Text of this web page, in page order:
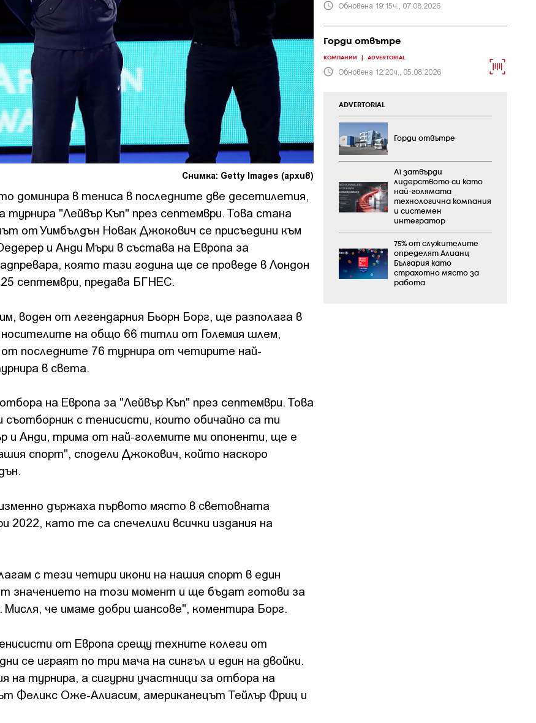
Снимка: Getty Images (архив)
доминира в тениса в последните две десетилетия,
турнира "Лейвър Къп" през септември. Това стана
от Уимбълдън Новак Джокович се присъедини към
и Анди Мъри в състава на Европа за
която тази година ще се проведе в Лондон
септември, предава БГНЕС.
воден от легендарния Бьорн Борг, ще разполага в
носителите на общо 66 титли от Големия шлем,
от последните 76 турнира от четирите най-
в света.
на Европа за "Лейвър Къп" през септември. Това
с тенисисти, които обичайно са ти
и Анди, трима от най-големите ми опоненти, ще е
спорт", сподели Джокович, който наскоро
държаха първото място в световната
2022, като те са спечелили всички издания на
с тези четири икони на нашия спорт в един
значението на този момент и ще бъдат готови за
че имаме добри шансове", коментира Борг.
от Европа срещу техните колеги от
се играят по три мача на сингъл и един на двойки.
на турнира, а сигурни участници за отбора на
Феликс Оже-Алиасим, американецът Тейлър Фриц и
Обновена 19:15ч., 07.08.2026
Горди отвътре
КОМПАНИИ ADVERTORIAL
Обновена 12:20ч., 05.08.2026
ADVERTORIAL
Горди отвътре
А1 затвърди
лидерството си като
най-голямата
технологична компания
и системен
интегратор
75% от служителите
определят Алианц
България като
страхотно място за
работа